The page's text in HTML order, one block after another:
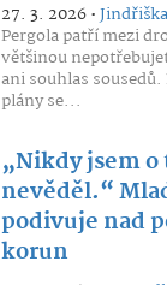
27. 3. 2026 •
Pergola patří mezi
většinou
ani souhlas
plány se...
„Nikdy jsem
nevěděl.“
podivuje nad
korun